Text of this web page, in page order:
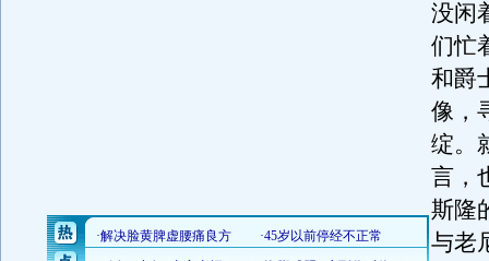
没闲
们忙
和爵
像，
绽。
言，
斯隆
与老